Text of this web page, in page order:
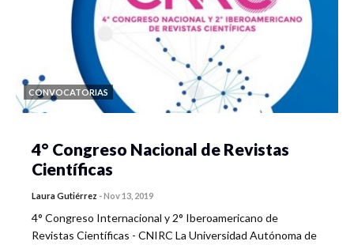
CONVOCATORIAS
4° Congreso Nacional de Revistas
Científicas
Laura Gutiérrez -Nov 13, 2019
4° Congreso Internacional y 2° Iberoamericano de
Revistas Científicas - CNIRC La Universidad Autónoma de